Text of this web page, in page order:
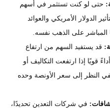
حتى لو كنت تستثمر في أسهم
الدولار الأمريكي والعوائد
المباشر على الذهب نفسه.
قد يستفيد السهم من ارتفاع
قويًا إذا ارتفعت التكاليف أو
النظر إلى سعر الأونصة وحده
في شركات التعدين تحديدًا،